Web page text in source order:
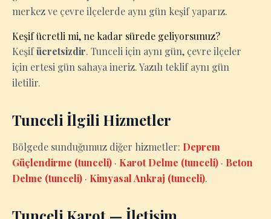
merkez ve çevre ilçelerde aynı gün keşif yaparız.
Keşif ücretli mi, ne kadar sürede geliyorsunuz?
Keşifücretsizdir. Tunceli için aynı gün, çevre ilçeler
için ertesi gün sahaya ineriz. Yazılı teklif aynı gün
iletilir.
Tunceli İlgili Hizmetler
Bölgede sunduğumuz diğer hizmetler: Deprem
Güçlendirme (tunceli) · Karot Delme (tunceli) · Beton
Delme (tunceli) · Kimyasal Ankraj (tunceli).